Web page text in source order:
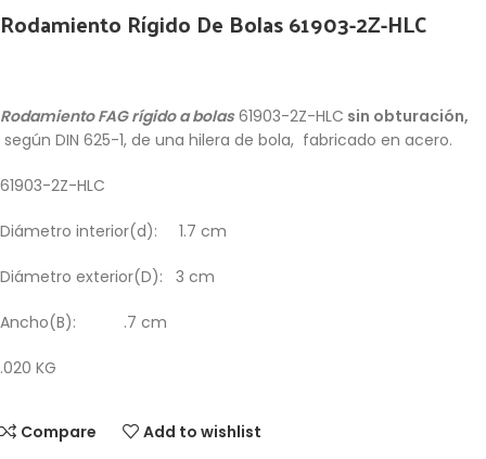
Rodamiento Rígido De Bolas 61903-2Z-HLC
Rodamiento FAG rígido a bolas 61903-2Z-HLC sin obturación,
según DIN 625-1, de una hilera de bola, fabricado en acero.
61903-2Z-HLC
Diámetro interior(d): 1.7 cm
Diámetro exterior(D): 3 cm
Ancho(B): .7 cm
.020 KG
Compare Add to wishlist